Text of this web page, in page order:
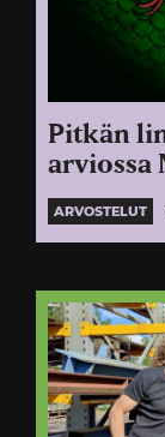
Pitkän
arviossa
ARVOSTELUT